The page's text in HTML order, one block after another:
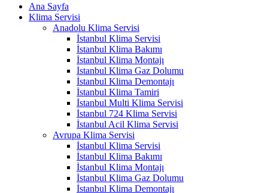
Ana Sayfa
Klima Servisi
Anadolu Klima Servisi
İstanbul Klima Servisi
İstanbul Klima Bakımı
İstanbul Klima Montajı
İstanbul Klima Gaz Dolumu
İstanbul Klima Demontajı
İstanbul Klima Tamiri
İstanbul Multi Klima Servisi
İstanbul 724 Klima Servisi
İstanbul Acil Klima Servisi
Avrupa Klima Servisi
İstanbul Klima Servisi
İstanbul Klima Bakımı
İstanbul Klima Montajı
İstanbul Klima Gaz Dolumu
İstanbul Klima Demontajı